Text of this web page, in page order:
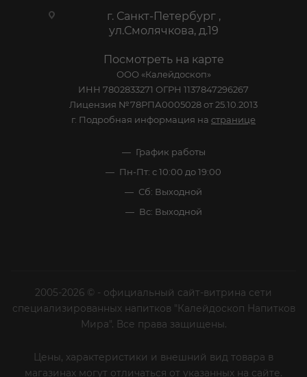
г. Санкт-Петербург ,
ул.Смолячкова, д.19
Посмотреть на карте
ООО «Калейдоскоп»
ИНН 7802833271 ОГРН 1137847296267
Лицензия №78РПА0005028 от 25.10.2013
г. Подробная информация на странице
График работы
Пн-Пт: с 10:00 до 19:00
Сб: Выходной
Вс: Выходной
2005-2026 © - официальный сайт-витрина сети
специализированных напитков "Калейдоскоп Напитков
Мира". Все права защищены.
Цены, характеристики и внешний вид товара в
магазинах могут отличаться от указанных на сайте.